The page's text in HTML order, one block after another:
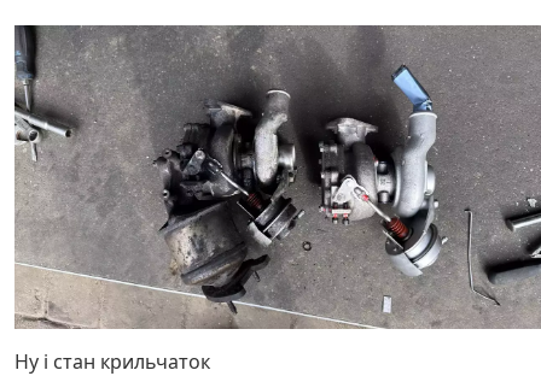
Ну і стан крильчаток